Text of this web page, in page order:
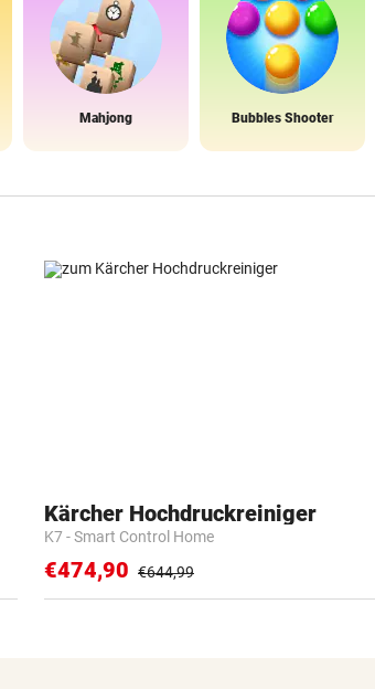
Mahjong Bubbles Shooter
Kärcher Hochdruckreiniger
K7 - Smart Control Home
€474,90 €644,99